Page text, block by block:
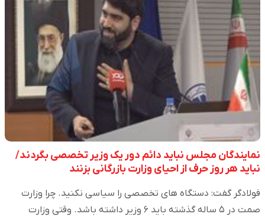
نمایندگان مجلس نباید دائم دور یک وزیر تخصصی بگردند/
نباید هر روز حرف از احیای وزارت بازرگانی بزنند
فولادگر گفت: دستگاه های تخصصی را سیاسی نکنید. چرا وزارت
صمت در ۵ ساله گذشته باید ۶ وزیر داشته باشد. وقتی وزارت